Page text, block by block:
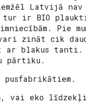
Latvijā
ir BIO
Pie
zināt cik
blakus tanti.
pārtiku.
pusfabrikātiem.
vai eko